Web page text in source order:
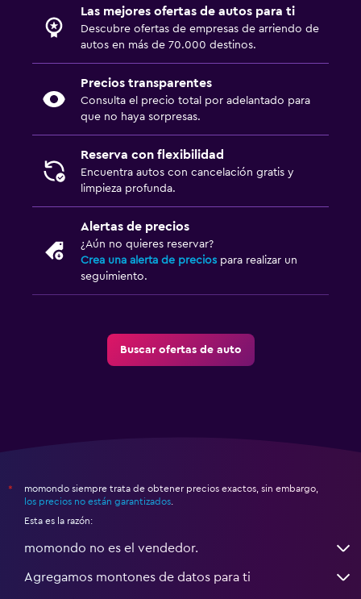
Las mejores ofertas de autos para ti
Descubre ofertas de empresas de arriendo de
autos en más de 70.000 destinos.
Precios transparentes
Consulta el precio total por adelantado para
que no haya sorpresas.
Reserva con flexibilidad
Encuentra autos con cancelación gratis y
limpieza profunda.
Alertas de precios
¿Aún no quieres reservar?
Crea una alerta de precios para realizar un
seguimiento.
Buscar ofertas de auto
*
momondo siempre trata de obtener precios exactos, sin embargo,
los precios no están garantizados.
Esta es la razón:
momondo no es el vendedor.
Agregamos montones de datos para ti